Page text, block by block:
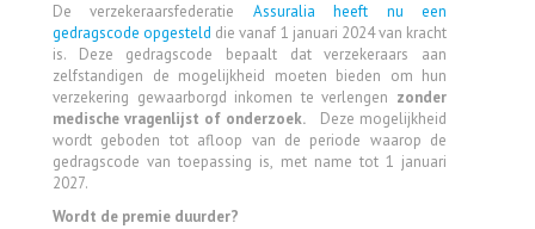
De verzekeraarsfederatie Assuralia heeft nu een
gedragscode opgesteld die vanaf 1 januari 2024 van kracht
is. Deze gedragscode bepaalt dat verzekeraars aan
zelfstandigen de mogelijkheid moeten bieden om hun
verzekering gewaarborgd inkomen te verlengen zonder
medische vragenlijst of onderzoek. Deze mogelijkheid
wordt geboden tot afloop van de periode waarop de
gedragscode van toepassing is, met name tot 1 januari
2027.
Wordt de premie duurder?